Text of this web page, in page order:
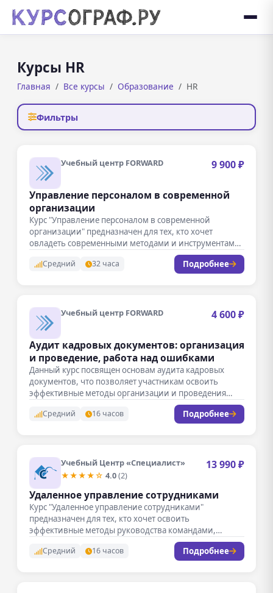
Курсы HR
Главная Все курсы Образование HR
Фильтры
Учебный центр FORWARD 9 900 ₽
Управление персоналом в современной
организации
Курс "Управление персоналом в современной
организации" предназначен для тех, кто хочет
овладеть современными методами и инструментами
Средний 32 часа Подробнее
Учебный центр FORWARD 4 600 ₽
Аудит кадровых документов: организация
и проведение, работа над ошибками
Данный курс посвящен основам аудита кадровых
документов, что позволяет участникам освоить
эффективные методы организации и проведения
Средний 16 часов Подробнее
Учебный Центр «Специалист»
★★★★☆ 4.0(2)
13 990 ₽
Удаленное управление сотрудниками
Курс "Удаленное управление сотрудниками"
предназначен для тех, кто хочет освоить
эффективные методы руководства командами,
Средний 16 часов Подробнее